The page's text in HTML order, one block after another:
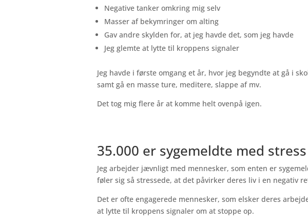
Negative tanker omkring mig selv
Masser af bekymringer om alting
Gav andre skylden for, at jeg havde det, som jeg havde
Jeg glemte at lytte til kroppens signaler
Jeg havde i første omgang et år, hvor jeg begyndte at gå i
samt gå en masse ture, meditere, slappe af mv.
Det tog mig flere år at komme helt ovenpå igen.
35.000 er sygemeldte med
Jeg arbejder jævnligt med mennesker, som enten er
føler sig så stressede, at det påvirker deres liv i en negativ
Det er ofte engagerede mennesker, som elsker deres
at lytte til kroppens signaler om at stoppe op.